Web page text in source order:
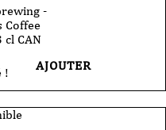
-
Coffee
CAN
! AJOUTER